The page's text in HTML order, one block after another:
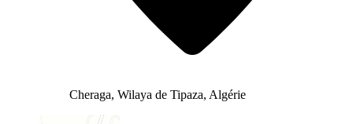
Cheraga, Wilaya de Tipaza, Algérie